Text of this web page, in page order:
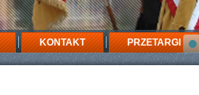
KONTAKT PRZETARGI